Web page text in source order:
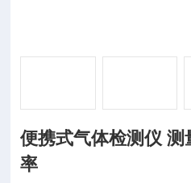
便携式气体检测仪
率